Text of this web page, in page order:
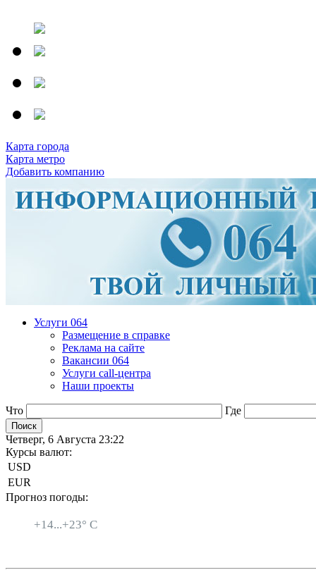
Карта города
Карта метро
Добавить компанию
Услуги 064
Размещение в справке
Реклама на сайте
Вакансии 064
Услуги call-центра
Наши проекты
Что Где
Четверг, 6 Августа 23:22
Курсы валют:
USD
EUR
Прогноз погоды:
+14...+23° C